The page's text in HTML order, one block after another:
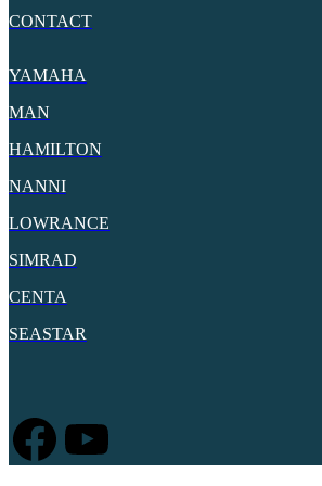
CONTACT
YAMAHA
MAN
HAMILTON
NANNI
LOWRANCE
SIMRAD
CENTA
SEASTAR
Facebook
Youtube